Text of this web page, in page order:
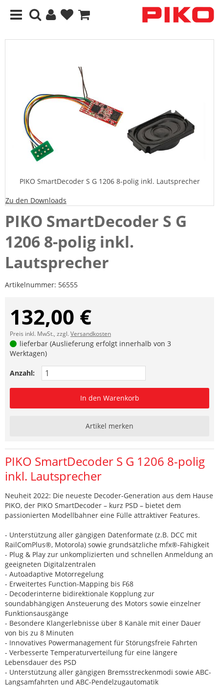
PIKO SmartDecoder S G 1206 8-polig inkl. Lautsprecher
Zu den Downloads
PIKO SmartDecoder S G
1206 8-polig inkl.
Lautsprecher
Artikelnummer: 56555
132,00 €
Preis inkl. MwSt., zzgl.Versandkosten
lieferbar (Auslieferung erfolgt innerhalb von 3
Werktagen)
Anzahl:
In den Warenkorb
Artikel merken
PIKO SmartDecoder S G 1206 8-polig
inkl. Lautsprecher
Neuheit 2022: Die neueste Decoder-Generation aus dem Hause
PIKO, der PIKO SmartDecoder – kurz PSD – bietet dem
passionierten Modellbahner eine Fülle attraktiver Features.
- Unterstützung aller gängigen Datenformate (z.B. DCC mit
RailComPlus®, Motorola) sowie grundsätzliche mfx®-Fähigkeit
- Plug & Play zur unkomplizierten und schnellen Anmeldung an
geeigneten Digitalzentralen
- Autoadaptive Motorregelung
- Erweitertes Function-Mapping bis F68
- Decoderinterne bidirektionale Kopplung zur
soundabhängigen Ansteuerung des Motors sowie einzelner
Funktionsausgänge
- Besondere Klangerlebnisse über 8 Kanäle mit einer Dauer
von bis zu 8 Minuten
- Innovatives Powermanagement für Störungsfreie Fahrten
- Verbesserte Temperaturverteilung für eine längere
Lebensdauer des PSD
- Unterstützung aller gängigen Bremsstreckenmodi sowie ABC-
Langsamfahrten und ABC-Pendelzugautomatik